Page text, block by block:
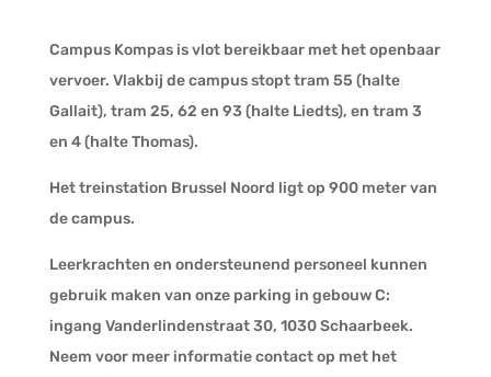
Campus Kompas is vlot bereikbaar met het openbaar
vervoer. Vlakbij de campus stopt tram 55 (halte
Gallait), tram 25, 62 en 93 (halte Liedts), en tram 3
en 4 (halte Thomas).
Het treinstation Brussel Noord ligt op 900 meter van
de campus.
Leerkrachten en ondersteunend personeel kunnen
gebruik maken van onze parking in gebouw C:
ingang Vanderlindenstraat 30, 1030 Schaarbeek.
Neem voor meer informatie contact op met het